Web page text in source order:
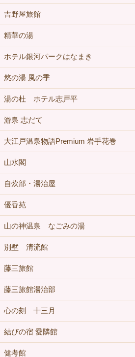
吉野屋旅館
精華の湯
ホテル銀河パークはなまき
悠の湯 風の季
湯の杜 ホテル志戸平
游泉 志だて
大江戸温泉物語Premium 岩手花巻
山水閣
自炊部・湯治屋
優香苑
山の神温泉 なごみの湯
別墅 清流館
藤三旅館
藤三旅館湯治部
心の刻 十三月
結びの宿 愛隣館
健考館